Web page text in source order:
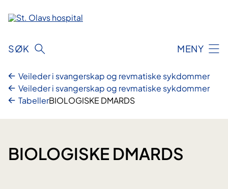
innhold
SØK MENY
Veileder i svangerskap og revmatiske sykdommer
Veileder i svangerskap og revmatiske sykdommer
TabellerBIOLOGISKE DMARDS
BIOLOGISKE DMARDS